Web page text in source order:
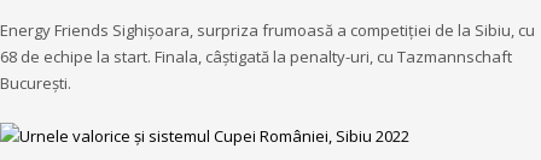
Energy Friends Sighișoara, surpriza frumoasă a competiției de la Sibiu, cu
68 de echipe la start. Finala, câștigată la penalty-uri, cu Tazmannschaft
București.